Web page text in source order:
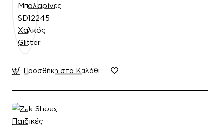
Προσθήκη στο Καλάθι